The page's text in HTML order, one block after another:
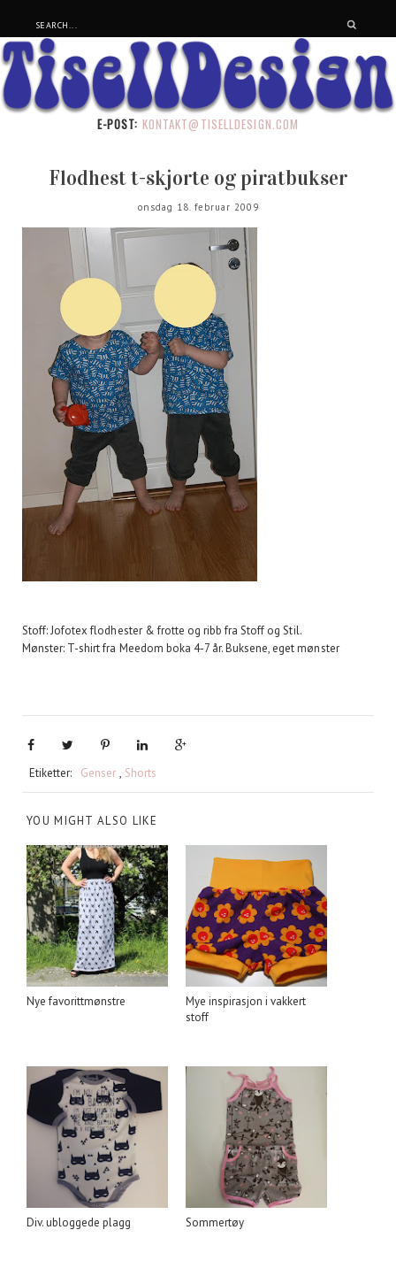
E-POST: KONTAKT@TISELLDESIGN.COM
Flodhest t-skjorte og piratbukser
onsdag 18. februar 2009
Stoff: Jofotex flodhester & frotte og ribb fra Stoff og Stil.
Mønster: T-shirt fra Meedom boka 4-7 år. Buksene, eget mønster
Etiketter: Genser , Shorts
YOU MIGHT ALSO LIKE
Nye favorittmønstre
Mye inspirasjon i vakkert
stoff
Div. ubloggede plagg Sommertøy